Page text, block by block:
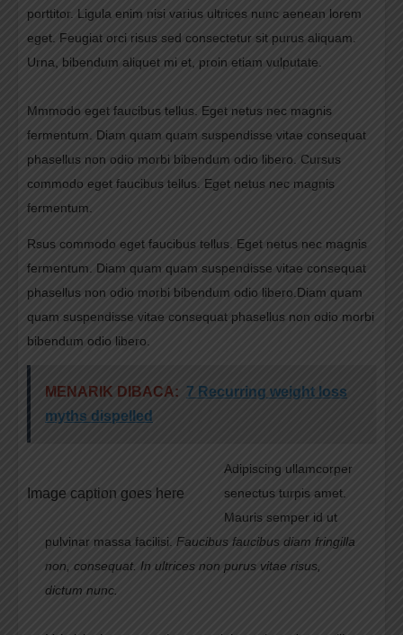
porttitor. Ligula enim nisi varius ultrices nunc aenean lorem
eget. Feugiat orci risus sed consectetur sit purus aliquam.
Urna, bibendum aliquet mi et, proin etiam vulputate.
Mmmodo eget faucibus tellus. Eget netus nec magnis
fermentum. Diam quam quam suspendisse vitae consequat
phasellus non odio morbi bibendum odio libero. Cursus
commodo eget faucibus tellus. Eget netus nec magnis
fermentum.
Rsus commodo eget faucibus tellus. Eget netus nec magnis
fermentum. Diam quam quam suspendisse vitae consequat
phasellus non odio morbi bibendum odio libero.Diam quam
quam suspendisse vitae consequat phasellus non odio morbi
bibendum odio libero.
MENARIK DIBACA: 7 Recurring weight loss
myths dispelled
Image caption goes here
Adipiscing ullamcorper
senectus turpis amet.
Mauris semper id ut
pulvinar massa facilisi. Faucibus faucibus diam fringilla
non, consequat. In ultrices non purus vitae risus,
dictum nunc.